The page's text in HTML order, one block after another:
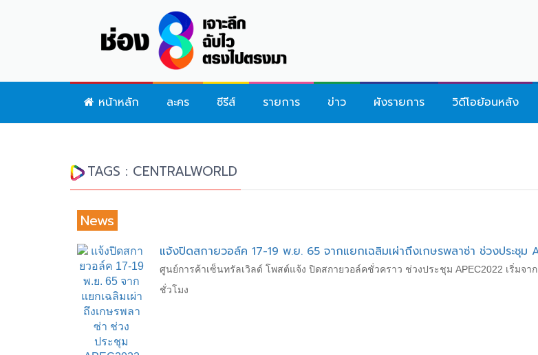
หน้าหลัก ละคร ซีรีส์ รายการ ข่าว ผังรายการ วิดีโอย้อนหลัง
TAGS : CENTRALWORLD
News
แจ้งปิดสกายวอล์ค 17-19 พ.ย. 65 จากแยกเฉลิมเผ่าถึงเกษรพลาซ่า ช่วงประชุม
ศูนย์การค้าเซ็นทรัลเวิลด์ โพสต์แจ้ง ปิดสกายวอล์คชั่วคราว ช่วงประชุม APEC2022 เริ่มจ
ชั่วโมง